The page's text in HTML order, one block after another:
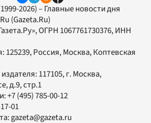
2026) – Главные новости дня
(Gazeta.Ru)
, ОГРН 1067761730376, ИНН
125239, Россия, Москва, Коптевская
117105, г. Москва,
д.9, стр.1
+7 (495) 785-00-12
01
gazeta@gazeta.ru